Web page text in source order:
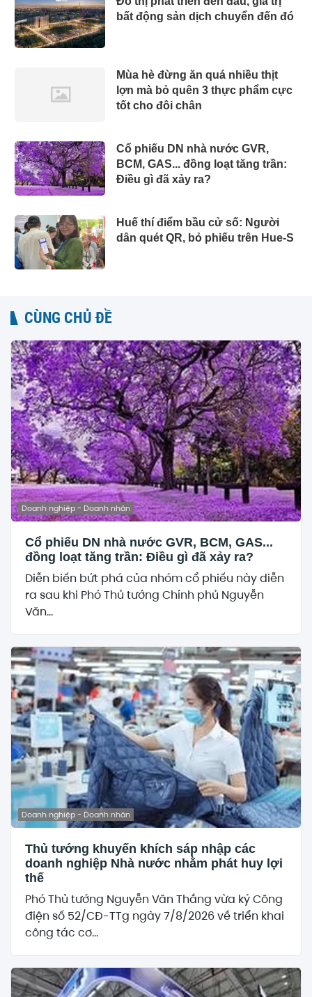
bất động sản dịch chuyển đến đó
Mùa hè đừng ăn quá nhiều thịt
lợn mà bỏ quên 3 thực phẩm cực
tốt cho đôi chân
Cổ phiếu DN nhà nước GVR,
BCM, GAS... đồng loạt tăng trần:
Điều gì đã xảy ra?
Huế thí điểm bầu cử số: Người
dân quét QR, bỏ phiếu trên Hue-S
CÙNG CHỦ ĐỀ
Doanh nghiệp - Doanh nhân
Cổ phiếu DN nhà nước GVR, BCM, GAS...
đồng loạt tăng trần: Điều gì đã xảy ra?
Diễn biến bứt phá của nhóm cổ phiếu này diễn
ra sau khi Phó Thủ tướng Chính phủ Nguyễn
Văn...
Doanh nghiệp - Doanh nhân
Thủ tướng khuyến khích sáp nhập các
doanh nghiệp Nhà nước nhằm phát huy lợi
thế
Phó Thủ tướng Nguyễn Văn Thắng vừa ký Công
điện số 52/CĐ-TTg ngày 7/8/2026 về triển khai
công tác cơ...